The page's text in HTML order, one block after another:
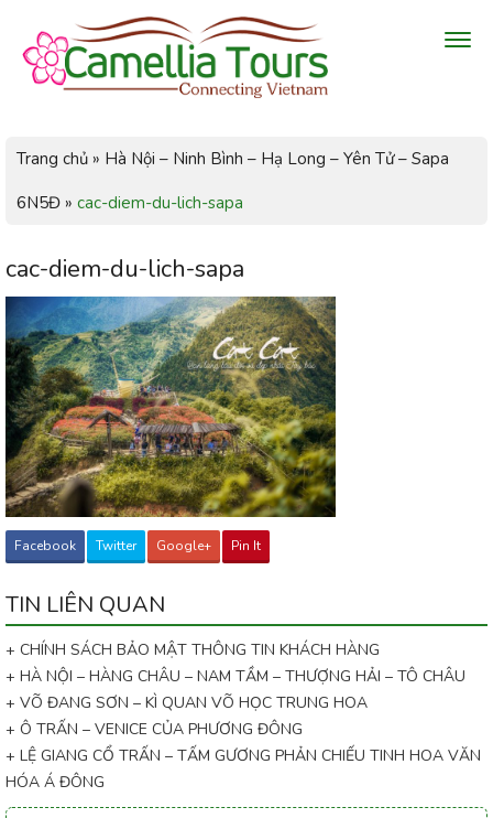
Trang chủ » Hà Nội – Ninh Bình – Hạ Long – Yên Tử – Sapa
6N5Đ » cac-diem-du-lich-sapa
cac-diem-du-lich-sapa
Facebook Twitter Google+ Pin It
TIN LIÊN QUAN
+ CHÍNH SÁCH BẢO MẬT THÔNG TIN KHÁCH HÀNG
+ HÀ NỘI – HÀNG CHÂU – NAM TẦM – THƯỢNG HẢI – TÔ CHÂU
+ VÕ ĐANG SƠN – KÌ QUAN VÕ HỌC TRUNG HOA
+ Ô TRẤN – VENICE CỦA PHƯƠNG ĐÔNG
+ LỆ GIANG CỔ TRẤN – TẤM GƯƠNG PHẢN CHIẾU TINH HOA VĂN
HÓA Á ĐÔNG